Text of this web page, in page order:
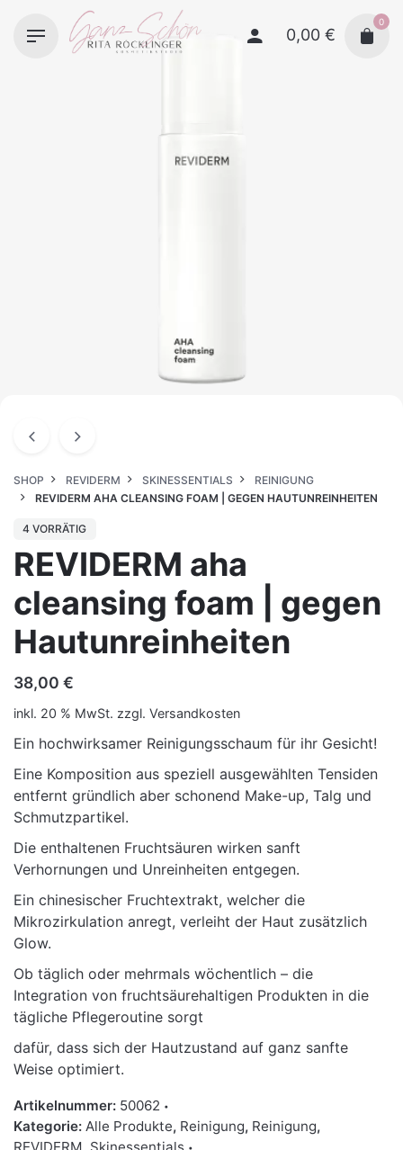
0,00 €
0
SHOP REVIDERM SKINESSENTIALS
REINIGUNG
REVIDERM AHA CLEANSING FOAM | GEGEN HAUTUNREINHEITEN
4 VORRÄTIG
REVIDERM aha
cleansing foam | gegen
Hautunreinheiten
38,00 €
inkl. 20 % MwSt. zzgl. Versandkosten
Ein hochwirksamer Reinigungsschaum für ihr Gesicht!
Eine Komposition aus speziell ausgewählten Tensiden
entfernt gründlich aber schonend Make-up, Talg und
Schmutzpartikel.
Die enthaltenen Fruchtsäuren wirken sanft
Verhornungen und Unreinheiten entgegen.
Ein chinesischer Fruchtextrakt, welcher die
Mikrozirkulation anregt, verleiht der Haut zusätzlich
Glow.
Ob täglich oder mehrmals wöchentlich – die
Integration von fruchtsäurehaltigen Produkten in die
tägliche Pflegeroutine sorgt
dafür, dass sich der Hautzustand auf ganz sanfte
Weise optimiert.
Artikelnummer: 50062
Kategorie: Alle Produkte, Reinigung, Reinigung,